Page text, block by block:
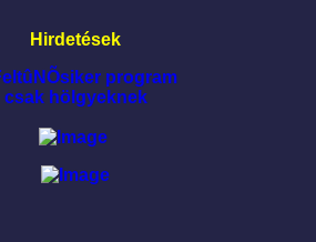
Hirdetések